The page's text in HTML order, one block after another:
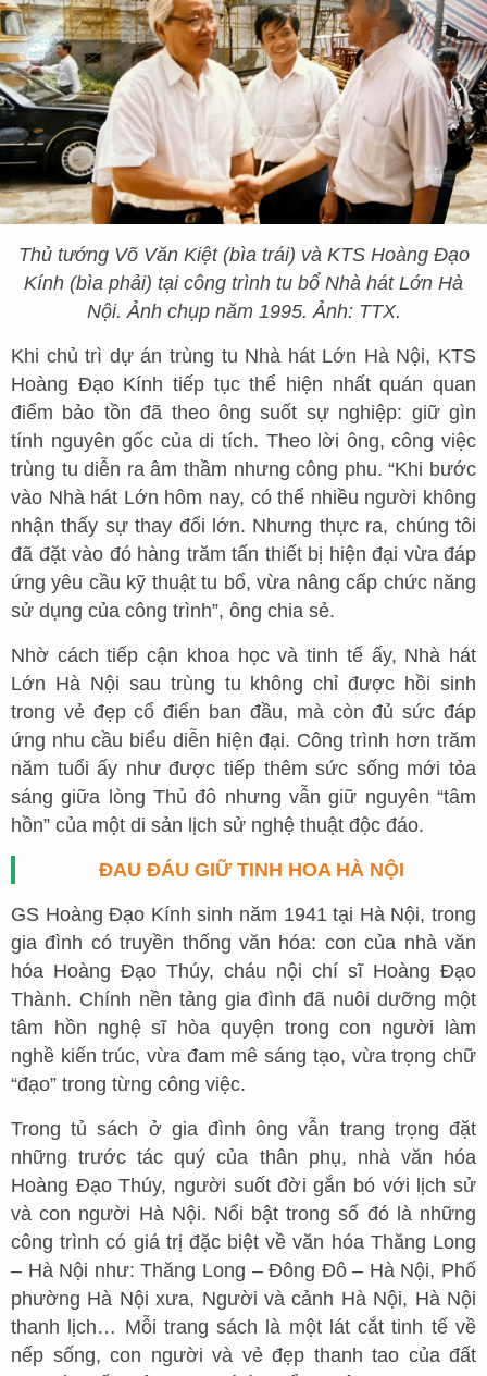
Thủ tướng Võ Văn Kiệt (bìa trái) và KTS Hoàng Đạo
Kính (bìa phải) tại công trình tu bổ Nhà hát Lớn Hà
Nội. Ảnh chụp năm 1995. Ảnh: TTX.
Khi chủ trì dự án trùng tu Nhà hát Lớn Hà Nội, KTS
Hoàng Đạo Kính tiếp tục thể hiện nhất quán quan
điểm bảo tồn đã theo ông suốt sự nghiệp: giữ gìn
tính nguyên gốc của di tích. Theo lời ông, công việc
trùng tu diễn ra âm thầm nhưng công phu. “Khi bước
vào Nhà hát Lớn hôm nay, có thể nhiều người không
nhận thấy sự thay đổi lớn. Nhưng thực ra, chúng tôi
đã đặt vào đó hàng trăm tấn thiết bị hiện đại vừa đáp
ứng yêu cầu kỹ thuật tu bổ, vừa nâng cấp chức năng
sử dụng của công trình”, ông chia sẻ.
Nhờ cách tiếp cận khoa học và tinh tế ấy, Nhà hát
Lớn Hà Nội sau trùng tu không chỉ được hồi sinh
trong vẻ đẹp cổ điển ban đầu, mà còn đủ sức đáp
ứng nhu cầu biểu diễn hiện đại. Công trình hơn trăm
năm tuổi ấy như được tiếp thêm sức sống mới tỏa
sáng giữa lòng Thủ đô nhưng vẫn giữ nguyên “tâm
hồn” của một di sản lịch sử nghệ thuật độc đáo.
ĐAU ĐÁU GIỮ TINH HOA HÀ NỘI
GS Hoàng Đạo Kính sinh năm 1941 tại Hà Nội, trong
gia đình có truyền thống văn hóa: con của nhà văn
hóa Hoàng Đạo Thúy, cháu nội chí sĩ Hoàng Đạo
Thành. Chính nền tảng gia đình đã nuôi dưỡng một
tâm hồn nghệ sĩ hòa quyện trong con người làm
nghề kiến trúc, vừa đam mê sáng tạo, vừa trọng chữ
“đạo” trong từng công việc.
Trong tủ sách ở gia đình ông vẫn trang trọng đặt
những trước tác quý của thân phụ, nhà văn hóa
Hoàng Đạo Thúy, người suốt đời gắn bó với lịch sử
và con người Hà Nội. Nổi bật trong số đó là những
công trình có giá trị đặc biệt về văn hóa Thăng Long
– Hà Nội như: Thăng Long – Đông Đô – Hà Nội, Phố
phường Hà Nội xưa, Người và cảnh Hà Nội, Hà Nội
thanh lịch… Mỗi trang sách là một lát cắt tinh tế về
nếp sống, con người và vẻ đẹp thanh tao của đất